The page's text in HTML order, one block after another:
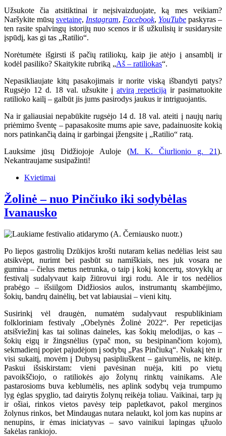
Užsukote čia atsitiktinai ir neįsivaizduojate, ką mes veikiam?
Naršykite mūsų svetainę, Instagram, Facebook, YouTube paskyras –
ten rasite spalvingų istorijų nuo scenos ir iš užkulisių ir susidarysite
įspūdį, kas gi tas „Ratilio“.
Norėtumėte išgirsti iš pačių ratiliokų, kaip jie atėjo į ansamblį ir
kodėl pasiliko? Skaitykite rubriką „Aš – ratiliokas“.
Nepasikliaujate kitų pasakojimais ir norite viską išbandyti patys?
Rugsėjo 12 d. 18 val. užsukite įatvirą repeticiją ir pasimatuokite
ratilioko kailį – galbūt jis jums pasirodys jaukus ir intriguojantis.
Na ir galiausiai nepabūkite rugsėjo 14 d. 18 val. ateiti į naujų narių
priėmimo šventę – papasakosite mums apie save, padainuosite kokią
nors patinkančią dainą ir garbingai įžengsite į „Ratilio“ ratą.
Lauksime jūsų Didžiojoje Auloje (M. K. Čiurlionio g. 21).
Nekantraujame susipažinti!
Kvietimai
Žolinė – nuo Pinčiuko iki sodybėlas
Ivanausko
Po liepos gastrolių Dzūkijos krošti nutaram kelias nedėlias leist sau
atsikvėpt, nurimt bei pasbūt su namiškiais, nes juk vosara ne
gumina – čielus metus netrunka, o taip į kokį koncertų, stovyklų ar
festivalį sudalyvaut kaip žiūrovui irgi rodu. Ale ir tos nedėlios
prabėgo – išsiilgom Didžiosios aulos, instrumantų skambėjimo,
šokių, bandrų dainėlių, bet vat labiausiai – vieni kitų.
Susirinkį vėl draugėn, numatėm sudalyvaut respublikiniam
folkloriniam festivaly „Obelynės Žolinė 2022“. Per repeticijas
atsišviežinį kas tai solinas daineles, kas šokių melodijas, o kas –
šokių eigų ir žingsnėlius (ypač mon, su besipinančiom kojom),
sekmadienį popiet pajudėjom į sodybų „Pas Pinčiuką“. Nukakį tėn ir
visi sukaitį, movėm į Dubysų pasipliuškent – gaivumėlis, ne kitėp.
Paskui išsiskirstam: vieni pavėsinan nuėja, kiti po vietų
pavoikščiojo, o ratiliokės ajo žolynų rinktų vainikams. Ale
pastarosioms buva keblumėlis, nes aplink sodybų veja trumpumo
lyg ėglas spyglio, tad dairytis žolynų reikėja toliau. Vaikinai, tarp jų
ir ošiai, rinkos vietos pavėsy teip papletkavot, pakol merginos
žolynus rinkos, bet Mindaugas nutara nelaukt, kol jom kas nupins ar
nenupins, ir ėmas iniciatyvas – savo vainikui lapingas ųžuolo
šakėlas rankiojo.